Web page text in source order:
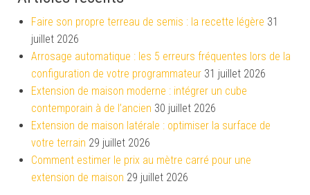
Faire son propre terreau de semis : la recette légère 31
juillet 2026
Arrosage automatique : les 5 erreurs fréquentes lors de la
configuration de votre programmateur 31 juillet 2026
Extension de maison moderne : intégrer un cube
contemporain à de l’ancien 30 juillet 2026
Extension de maison latérale : optimiser la surface de
votre terrain 29 juillet 2026
Comment estimer le prix au mètre carré pour une
extension de maison 29 juillet 2026